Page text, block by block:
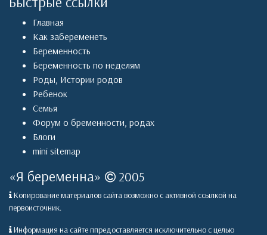
Главная
Как забеременеть
Беременность
Беременность по неделям
Роды, Истории родов
Ребенок
Семья
Форум о бременности, родах
Блоги
mini sitemap
«Я беременна» 2005
Копирование материалов сайта возможно с активной ссылкой на
первоисточник.
Информация на сайте ппредоставляется исключительно с целью